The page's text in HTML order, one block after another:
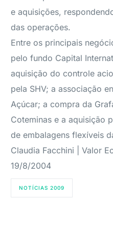
e aquisições,
das operações.
Entre os principais
pelo fundo Capital
aquisição do controle
pela SHV; a associação
Açúcar; a compra da
Coteminas e a aquisição
de embalagens flexíveis
Claudia Facchini | Valor
19/8/2004
NOTÍCIAS 2009